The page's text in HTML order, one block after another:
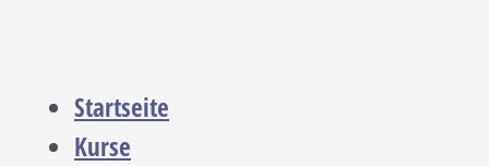
Startseite
Kurse